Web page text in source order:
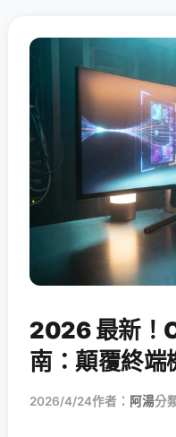
2026 最新！
南：顛覆終端
2026/4/24作者： 阿湯分